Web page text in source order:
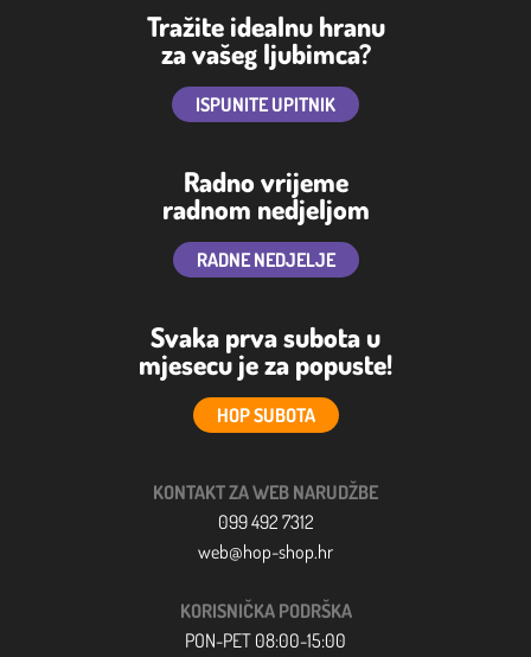
Tražite idealnu hranu
za vašeg ljubimca?
ISPUNITE UPITNIK
Radno vrijeme
radnom nedjeljom
RADNE NEDJELJE
Svaka prva subota u
mjesecu je za popuste!
HOP SUBOTA
KONTAKT ZA WEB NARUDŽBE
099 492 7312
web@hop-shop.hr
KORISNIČKA PODRŠKA
PON-PET 08:00-15:00